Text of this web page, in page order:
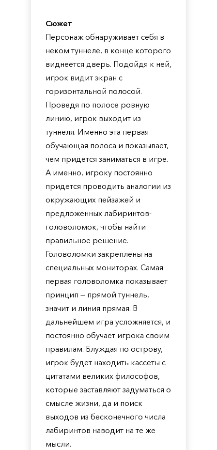
Сюжет
Персонаж обнаруживает себя в
неком туннеле, в конце которого
виднеется дверь. Подойдя к ней,
игрок видит экран с
горизонтальной полосой.
Проведя по полосе ровную
линию, игрок выходит из
туннеля. Именно эта первая
обучающая полоса и показывает,
чем придется заниматься в игре.
А именно, игроку постоянно
придется проводить аналогии из
окружающих пейзажей и
предложенных лабиринтов-
головоломок, чтобы найти
правильное решение.
Головоломки закреплены на
специальных мониторах. Самая
первая головоломка показывает
принцип — прямой туннель,
значит и линия прямая. В
дальнейшем игра усложняется, и
постоянно обучает игрока своим
правилам. Блуждая по острову,
игрок будет находить кассеты с
цитатами великих философов,
которые заставляют задуматься о
смысле жизни, да и поиск
выходов из бесконечного числа
лабиринтов наводит на те же
мысли.